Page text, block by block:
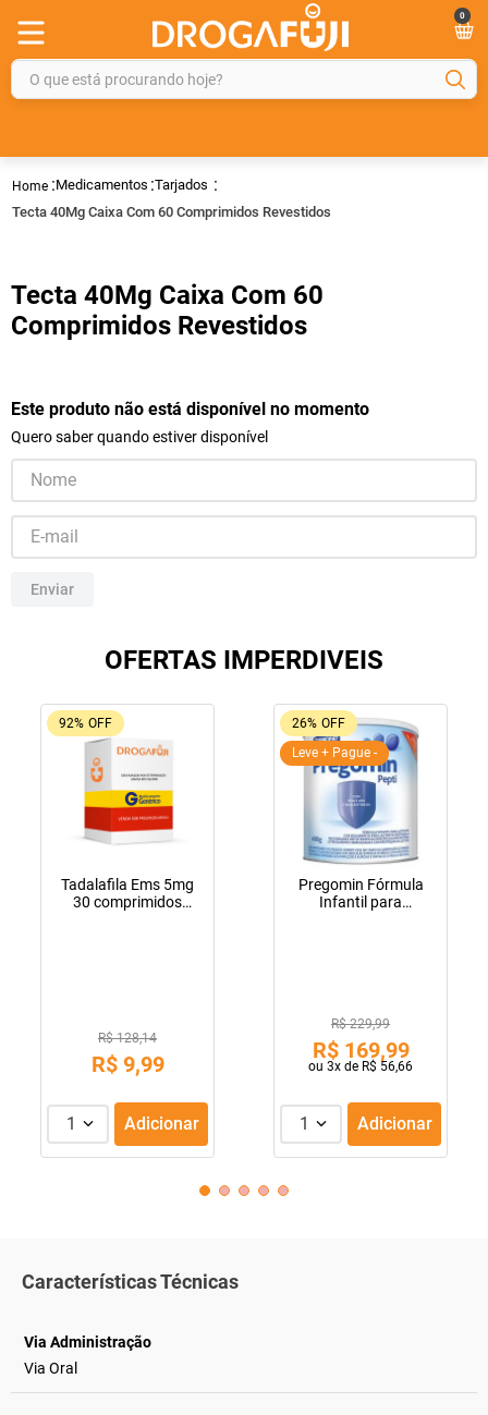
0
O que está procurando hoje?
Medicamentos Tarjados
Tecta 40Mg Caixa Com 60 Comprimidos Revestidos
Tecta 40Mg Caixa Com 60
Comprimidos Revestidos
Este produto não está disponível no momento
Quero saber quando estiver disponível
Enviar
OFERTAS IMPERDIVEIS
92% OFF
Tadalafila Ems 5mg
30 comprimidos
R$ 128,14
R$ 9,99
1 Adicionar
26% OFF
Leve + Pague -
Pregomin Fórmula
Infantil para
R$ 229,99
R$ 169,99
ou 3x de R$ 56,66
1 Adicionar
Características Técnicas
Via Administração
Via Oral
2º
gelmax
5º
protetor solar
8º
lola
10º tadalafila